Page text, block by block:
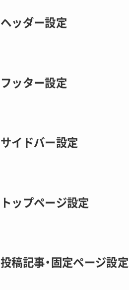
ヘッダー設定
フッター設定
サイドバー設定
トップページ設定
投稿記事・固定ページ設定